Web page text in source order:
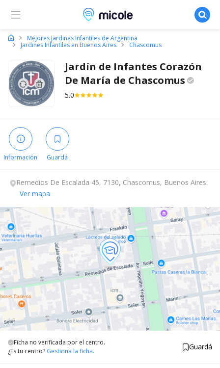
Micole, buscador de colegios
Mejores Jardines Infantiles de Argentina
Jardines Infantiles en Buenos Aires
Chascomus
Jardín de Infantes Corazón
De María de Chascomus
5.0
Información Guardá
Remedios De Escalada 45, 7130, Chascomus, Buenos Aires.
Ver mapa
Ficha no verificada por el centro.
¿Es tu centro? Gestiona la ficha. Guardá